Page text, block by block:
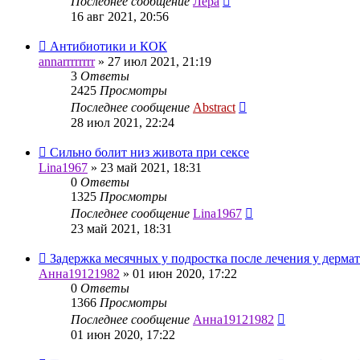
16 авг 2021, 20:56
Антибиотики и КОК
annarrrrrrrr» 27 июл 2021, 21:19
3 Ответы
2425 Просмотры
Последнее сообщение Abstract
28 июл 2021, 22:24
Сильно болит низ живота при сексе
Lina1967 » 23 май 2021, 18:31
0 Ответы
1325 Просмотры
Последнее сообщение Lina1967
23 май 2021, 18:31
Задержка месячных у подростка после лечения у
Анна19121982 » 01 июн 2020, 17:22
0 Ответы
1366 Просмотры
Последнее сообщение Анна19121982
01 июн 2020, 17:22